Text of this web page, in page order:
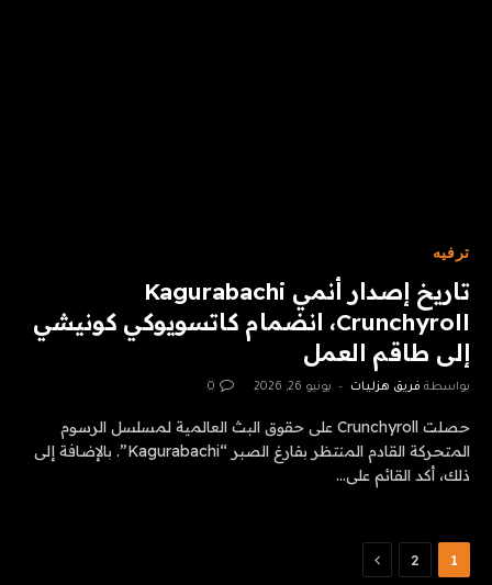
ترفيه
تاريخ إصدار أنمي Kagurabachi
Crunchyroll، انضمام كاتسويوكي كونيشي
إلى طاقم العمل
بواسطة فريق هزليات يونيو 26, 2026 0
حصلت Crunchyroll على حقوق البث العالمية لمسلسل الرسوم
المتحركة القادم المنتظر بفارغ الصبر “Kagurabachi”. بالإضافة إلى
ذلك، أكد القائم على…
1
2 التالي